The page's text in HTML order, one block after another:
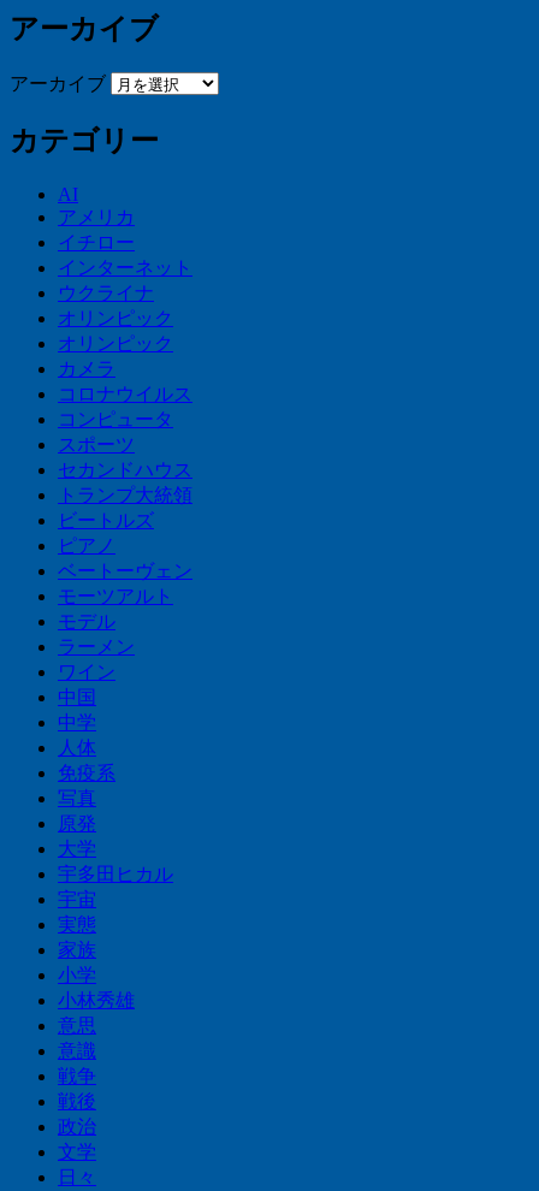
アーカイブ
アーカイブ
カテゴリー
AI
アメリカ
イチロー
インターネット
ウクライナ
オリンピック
オリンピック
カメラ
コロナウイルス
コンピュータ
スポーツ
セカンドハウス
トランプ大統領
ビートルズ
ピアノ
ベートーヴェン
モーツアルト
モデル
ラーメン
ワイン
中国
中学
人体
免疫系
写真
原発
大学
宇多田ヒカル
宇宙
実態
家族
小学
小林秀雄
意思
意識
戦争
戦後
政治
文学
日々